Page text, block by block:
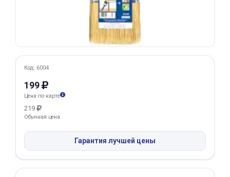
Код: 6004
199
Цена по карте
219
Обычная цена
Гарантия лучшей цены
% картой любого банка
Получайте товар
Оставшиеся
списываться
по
Подробнее
об оплате Плайтом